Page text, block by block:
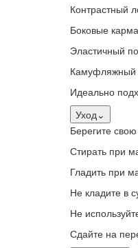
Контрастный
Боковые
Эластичный
Камуфляжный
Идеально
Уход ⌄
Берегите
Стирать при
Гладить при
Не кладите в
Не
Сдайте на